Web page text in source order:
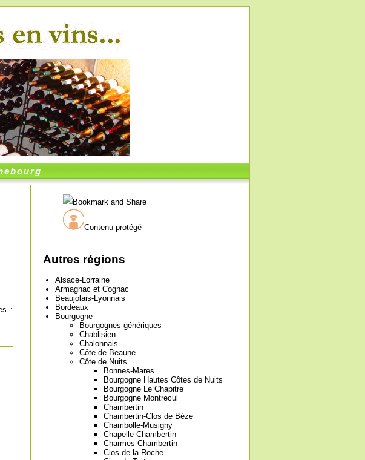
Contenu protégé
Autres régions
Alsace-Lorraine
Armagnac et Cognac
Beaujolais-Lyonnais
Bordeaux
Bourgogne
Bourgognes génériques
Chablisien
Chalonnais
Côte de Beaune
Côte de Nuits
Bonnes-Mares
Bourgogne Hautes Côtes de Nuits
Bourgogne Le Chapitre
Bourgogne Montrecul
Chambertin
Chambertin-Clos de Bèze
Chambolle-Musigny
Chapelle-Chambertin
Charmes-Chambertin
Clos de la Roche
: